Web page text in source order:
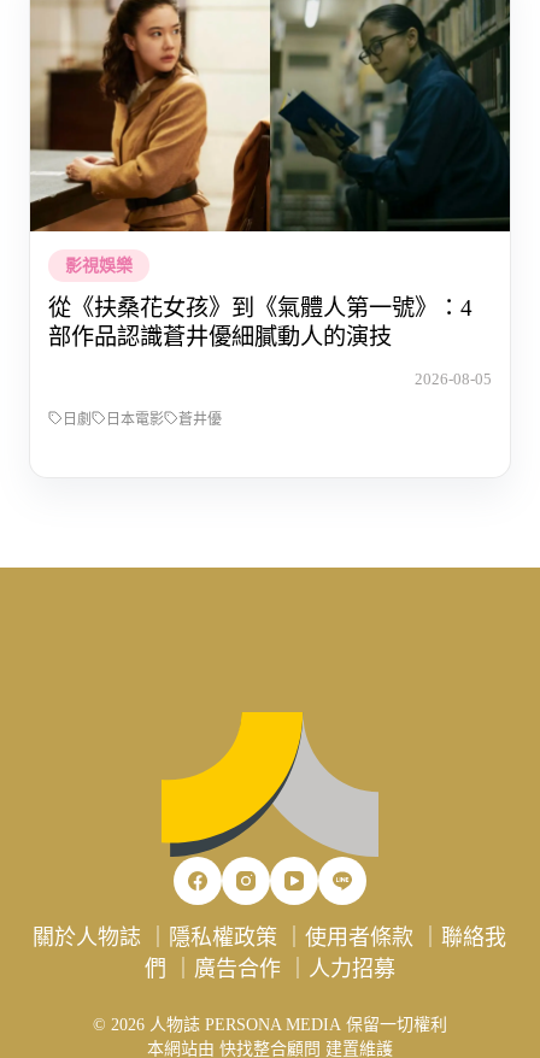
影視娛樂
從《扶桑花女孩》到《氣體人第一號》：4
部作品認識蒼井優細膩動人的演技
2026-08-05
日劇 日本電影 蒼井優
關於人物誌 隱私權政策 ｜使用者條款 ｜聯絡我
們
廣告合作｜ 人力招募
© 2026 人物誌 PERSONA MEDIA 保留一切權利
本網站由 快找整合顧問 建置維護